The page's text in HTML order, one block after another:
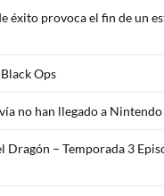
éxito provoca el fin de un
Ops
no han llegado a
Dragón – Temporada 3